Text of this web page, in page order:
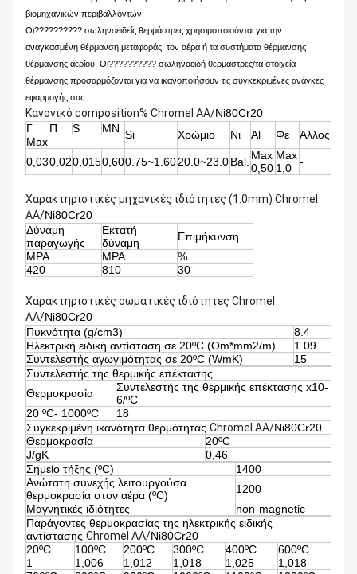
βιομηχανικών περιβαλλόντων.
Οι?????????? σωληνοειδείς θερμάστρες χρησιμοποιούνται για την
αναγκασμένη θέρμανση μεταφοράς, τον αέρα ή τα συστήματα θέρμανσης
θέρμανσης αερίου. Οι?????????? σωληνοειδή θερμάστρες/τα στοιχεία
θέρμανσης προσαρμόζονται για να ικανοποιήσουν τις συγκεκριμένες ανάγκες
εφαρμογής σας.
Κανονικό composition% Chromel AA/Ni80Cr20
Γ
Π S ΜΝ Si Χρώμιο Νι Al Φε Άλλος
Max
0,030,020,0150,600.75~1.6020.0~23.0Bal. Max
0,50
Max
1,0
-
Χαρακτηριστικές μηχανικές ιδιότητες (1.0mm) Chromel
AA/Ni80Cr20
Δύναμη
παραγωγής
Εκτατή
δύναμη
Επιμήκυνση
MPA
MPA
%
420
810 30
Χαρακτηριστικές σωματικές ιδιότητες Chromel
AA/Ni80Cr20
Πυκνότητα (g/cm3)
8.4
Ηλεκτρική ειδική αντίσταση σε 20ºC (Om*mm2/m)
1.09
Συντελεστής αγωγιμότητας σε 20ºC (WmK)
15
Συντελεστής της θερμικής επέκτασης
Θερμοκρασία
Συντελεστής της θερμικής επέκτασης x10-
6/ºC
20 ºC- 1000ºC
18
Συγκεκριμένη ικανότητα θερμότητας Chromel AA/Ni80Cr20
Θερμοκρασία
20ºC
J/gK
0,46
Σημείο τήξης (ºC)
1400
Ανώτατη συνεχής λειτουργούσα
θερμοκρασία στον αέρα (ºC)
1200
Μαγνητικές ιδιότητες
non-magnetic
Παράγοντες θερμοκρασίας της ηλεκτρικής ειδικής
αντίστασης Chromel AA/Ni80Cr20
20ºC
100ºC 200ºC 300ºC 400ºC
600ºC
1
1,006 1,012 1,018 1,025
1,018